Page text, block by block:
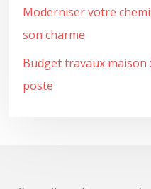
Moderniser votre
son charme
Budget travaux
poste